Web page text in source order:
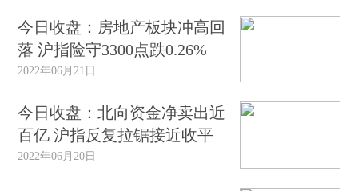
今日收盘：房地产板块冲高回
落 沪指险守3300点跌0.26%
2022年06月21日
今日收盘：北向资金净卖出近
百亿 沪指反复拉锯接近收平
2022年06月20日